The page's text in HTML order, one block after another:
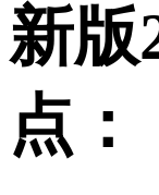
新版
点：